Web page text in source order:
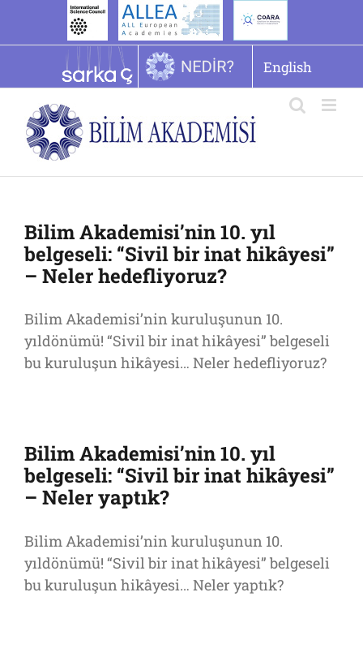
English
Bilim Akademisi’nin 10. yıl
belgeseli: “Sivil bir inat hikâyesi”
– Neler hedefliyoruz?
Bilim Akademisi’nin kuruluşunun 10.
yıldönümü! “Sivil bir inat hikâyesi” belgeseli
bu kuruluşun hikâyesi… Neler hedefliyoruz?
Bilim Akademisi’nin 10. yıl
belgeseli: “Sivil bir inat hikâyesi”
– Neler yaptık?
Bilim Akademisi’nin kuruluşunun 10.
yıldönümü! “Sivil bir inat hikâyesi” belgeseli
bu kuruluşun hikâyesi… Neler yaptık?